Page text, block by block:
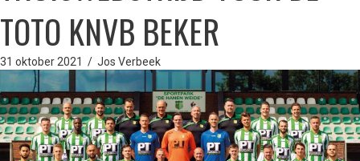
TOTO KNVB BEKER
31 oktober 2021 / Jos Verbeek